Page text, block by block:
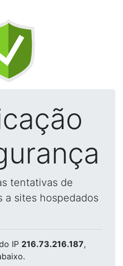
tentativas de
a sites hospedados
IP 216.73.216.187,